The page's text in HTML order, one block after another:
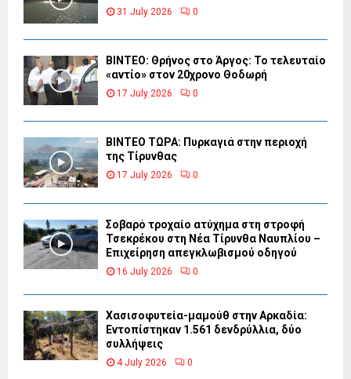
31 July 2026 0
ΒΙΝΤΕΟ: Θρήνος στο Άργος: Το τελευταίο
«αντίο» στον 20χρονο Θοδωρή
17 July 2026 0
ΒΙΝΤΕΟ ΤΩΡΑ: Πυρκαγιά στην περιοχή
της Τίρυνθας
17 July 2026 0
Σοβαρό τροχαίο ατύχημα στη στροφή
Τσεκρέκου στη Νέα Τίρυνθα Ναυπλίου –
Επιχείρηση απεγκλωβισμού οδηγού
16 July 2026 0
Χασισοφυτεία-μαμούθ στην Αρκαδία:
Εντοπίστηκαν 1.561 δενδρύλλια, δύο
συλλήψεις
4 July 2026 0